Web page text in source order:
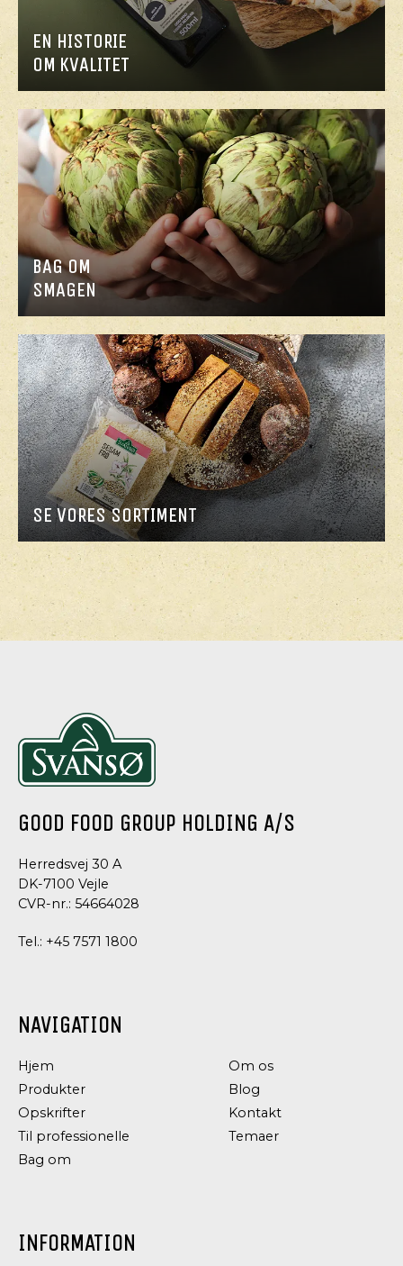
EN HISTORIE
OM KVALITET
BAG OM
SMAGEN
SE VORES SORTIMENT
GOOD FOOD GROUP HOLDING A/S
Herredsvej 30 A
DK-7100 Vejle
CVR-nr.: 54664028
Tel.: +45 7571 1800
NAVIGATION
Hjem
Produkter
Opskrifter
Til professionelle
Bag om
Om os
Blog
Kontakt
Temaer
INFORMATION